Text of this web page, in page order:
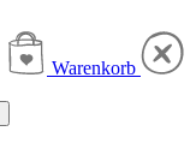
Warenkorb